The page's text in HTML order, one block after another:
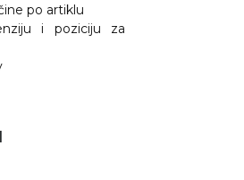
po artiklu
i poziciju za